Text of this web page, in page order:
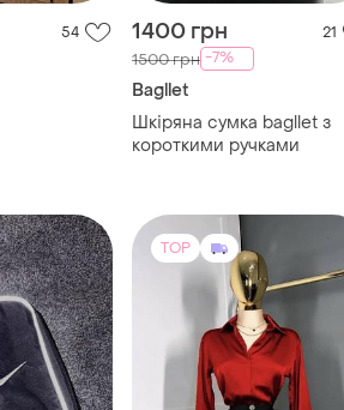
54 1400 грн 21
1500 грн -7%
Bagllet
Шкіряна сумка bagllet з
короткими ручками
TOP